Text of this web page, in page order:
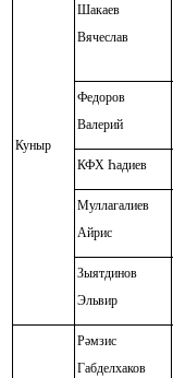
Куныр
Шакаев
Вячеслав
Федоров
Валерий
КФХ Һадиев
Муллагалиев
Айрис
Зыятдинов
Эльвир
Рәмзис
Габделхаков